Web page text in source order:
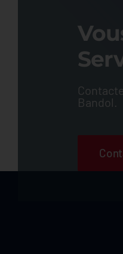
Bandol.